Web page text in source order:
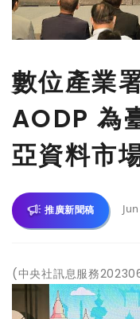
數位產業
AODP 為
亞資料市
推廣新聞稿
(中央社訊息服務